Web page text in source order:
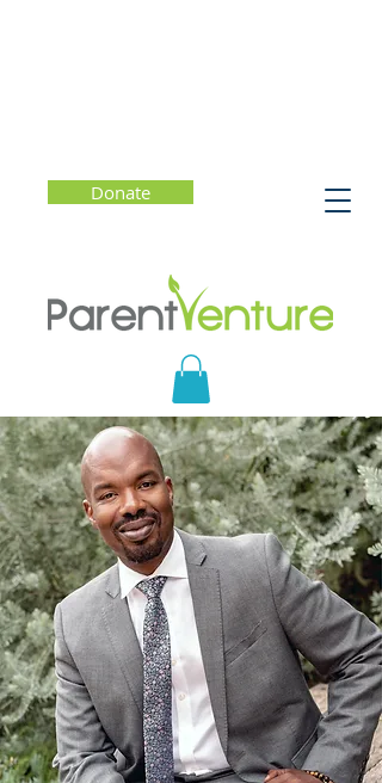
Donate